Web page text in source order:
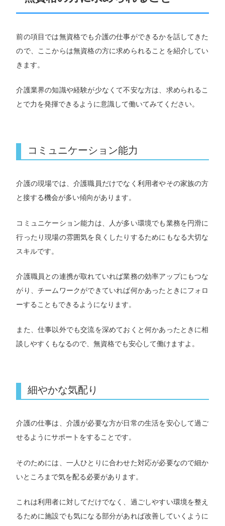
前の項目では無資格でも介護の仕事ができるかを話してきた
ので、ここからは無資格の方に求められることを紹介してい
きます。
介護業界の知識や経験が少なくて不安な方は、求められるこ
とで力を発揮できるように意識して働いてみてください。
コミュニケーション能力
介護の現場では、介護職員だけでなく利用者やその家族の方
と接する機会が多い傾向があります。
コミュニケーション能力は、人が多い環境でも業務を円滑に
行ったり現場の雰囲気を良くしたりするためにもなる大切な
スキルです。
介護職員との連携が取れていれば業務の効率アップにもつな
がり、チームワークができていれば何かあったときにフォロ
ーすることもできるようになります。
また、仕事以外でも交流を深めておくと何かあったときに相
談しやすくもなるので、無資格でも安心して働けますよ。
細やかな気配り
介護の仕事は、介護が必要な方が日常の生活を安心して過ご
せるようにサポートをすることです。
そのためには、一人ひとりに合わせた対応が必要なので細か
いところまで気を配る必要があります。
これは利用者に対してだけでなく、過ごしやすい環境を整え
るために施設でも気になる部分があれば改善していくように